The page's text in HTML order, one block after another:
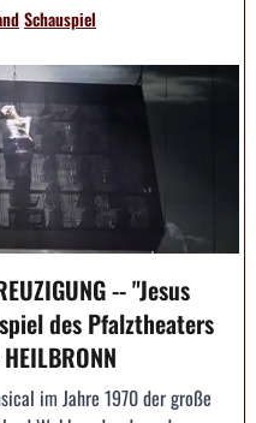
Schauspiel
-- "Jesus
des Pfalztheaters
im Jahre 1970 der große